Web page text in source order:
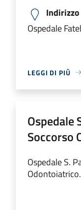
Indirizzo
Ospedale
LEGGI DI PIÙ
Ospedale
Soccorso
Ospedale S.